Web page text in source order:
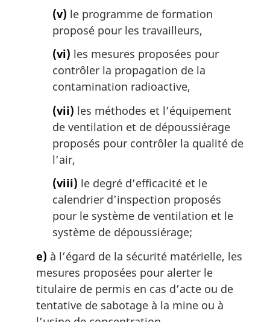
(v) le programme de formation
proposé pour les travailleurs,
(vi) les mesures proposées pour
contrôler la propagation de la
contamination radioactive,
(vii) les méthodes et l’équipement
de ventilation et de dépoussiérage
proposés pour contrôler la qualité de
l’air,
(viii) le degré d’efficacité et le
calendrier d’inspection proposés
pour le système de ventilation et le
système de dépoussiérage;
e) à l’égard de la sécurité matérielle, les
mesures proposées pour alerter le
titulaire de permis en cas d’acte ou de
tentative de sabotage à la mine ou à